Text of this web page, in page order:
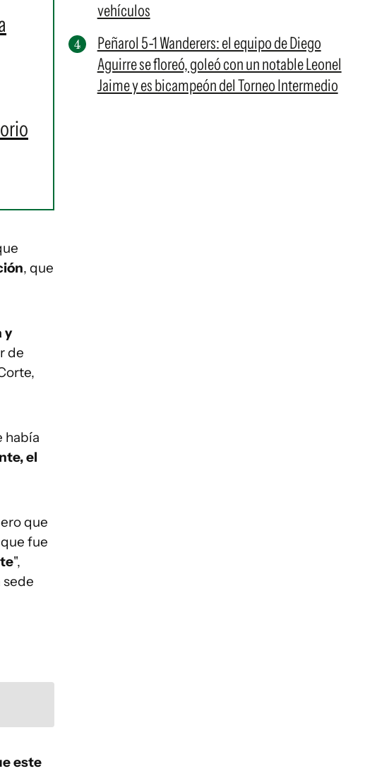
, que
y
de
había
el
que
fue
",
sede
este
vehículos
Peñarol 5-1 Wanderers: el equipo de Diego
Aguirre se floreó, goleó con un notable Leonel
Jaime y es bicampeón del Torneo Intermedio